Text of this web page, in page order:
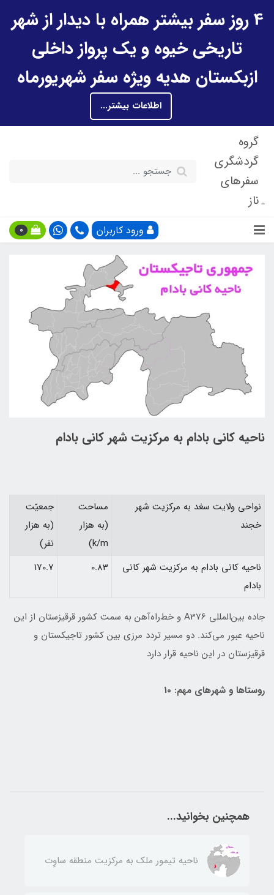
4 روز سفر بیشتر همراه با دیدار از شهر
تاریخی خیوه و یک پرواز داخلی
ازبکستان هدیه ویژه سفر شهریورماه
اطلاعات بیشتر...
گروه
گردشگری
سفرهای
ناز
ورود کاربران 0
ناحيه كانی‌ بادام به مركزيت شهر كانی بادام
نواحي ولايت سغد به مركزيت شهر
خجند
مساحت
(به هزار
k/m)
جمعيّت
(به هزار
نفر)
ناحيه كانی‌ بادام به مركزيت شهر كانی
بادام
0.83
170.7
جاده بين‌المللی A376 و خط‌راه‌آهن به سمت كشور قرقيزستان از اين
ناحيه عبور می‌كند. دو مسير تردد مرزی بين كشور تاجيكستان و
قرقيزستان در اين ناحيه قرار دارد
روستاها و شهرهای مهم: 10
همچنین بخوانید...
ناحيه تيمور ملك به مركزيت منطقه ساوِت